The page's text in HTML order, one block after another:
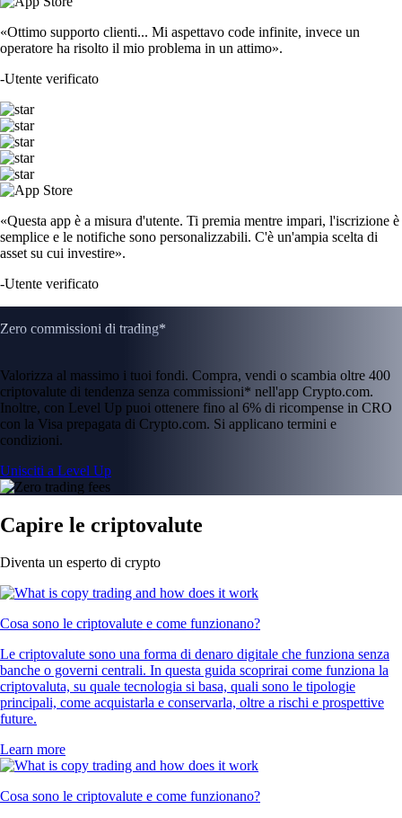
«Ottimo supporto clienti... Mi aspettavo code infinite, invece un
operatore ha risolto il mio problema in un attimo».
-Utente verificato
«Questa app è a misura d'utente. Ti premia mentre impari, l'iscrizione è
semplice e le notifiche sono personalizzabili. C'è un'ampia scelta di
asset su cui investire».
-Utente verificato
Zero commissioni di trading*
Valorizza al massimo i tuoi fondi. Compra, vendi o scambia oltre 400
criptovalute di tendenza senza commissioni* nell'app Crypto.com.
Inoltre, con Level Up puoi ottenere fino al 6% di ricompense in CRO
con la Visa prepagata di Crypto.com. Si applicano termini e
condizioni.
Unisciti a Level Up
Capire le criptovalute
Diventa un esperto di crypto
Cosa sono le criptovalute e come funzionano?
Le criptovalute sono una forma di denaro digitale che funziona senza
banche o governi centrali. In questa guida scoprirai come funziona la
criptovaluta, su quale tecnologia si basa, quali sono le tipologie
principali, come acquistarla e conservarla, oltre a rischi e prospettive
future.
Learn more
Cosa sono le criptovalute e come funzionano?